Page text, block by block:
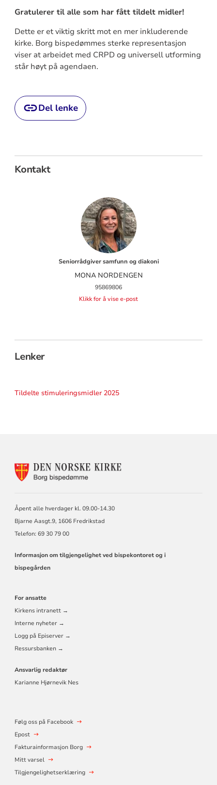
Gratulerer til alle som har fått tildelt midler!
Dette er et viktig skritt mot en mer inkluderende
kirke. Borg bispedømmes sterke representasjon
viser at arbeidet med CRPD og universell utforming
står høyt på agendaen.
Del lenke
Kontakt
Seniorrådgiver samfunn og diakoni
MONA NORDENGEN
95869806
Klikk for å vise e-post
Lenker
Tildelte stimuleringsmidler 2025
KONTAKTINFORMASJON
Åpent alle hverdager kl. 09.00-14.30
Bjarne Aasgt.9, 1606 Fredrikstad
Telefon: 69 30 79 00
Informasjon om tilgjengelighet ved bispekontoret og i
bispegården
For ansatte
Kirkens intranett →
Interne nyheter →
Logg på Episerver →
Ressursbanken →
Ansvarlig redaktør
Karianne Hjørnevik Nes
Følg oss på Facebook
Epost
Fakturainformasjon Borg
Mitt varsel
Tilgjengelighetserklæring